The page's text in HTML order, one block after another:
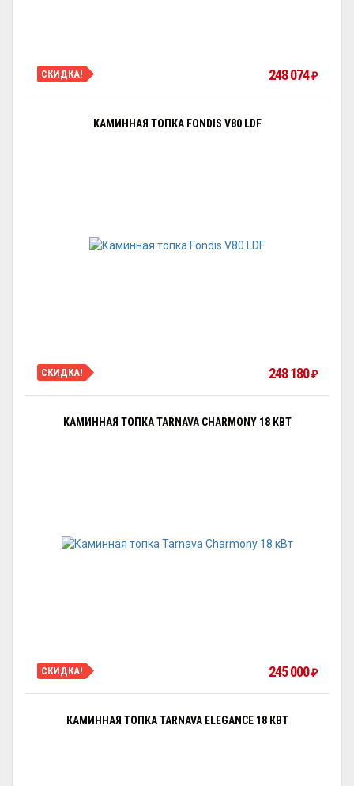
СКИДКА! 248 074 ₽
КАМИННАЯ ТОПКА FONDIS V80 LDF
СКИДКА! 248 180 ₽
КАМИННАЯ ТОПКА TARNAVA CHARMONY 18 КВТ
СКИДКА! 245 000 ₽
КАМИННАЯ ТОПКА TARNAVA ELEGANCE 18 КВТ